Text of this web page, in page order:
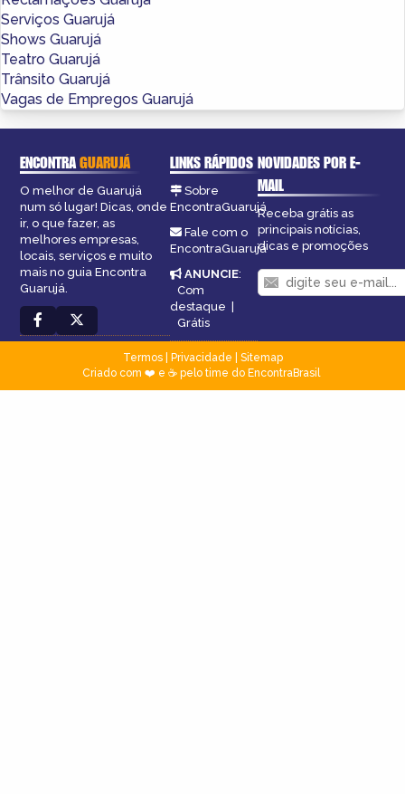
Serviços Guarujá
Shows Guarujá
Teatro Guarujá
Trânsito Guarujá
Vagas de Empregos Guarujá
ENCONTRAGUARUJÁ
O melhor de Guarujá
num só lugar! Dicas, onde
ir, o que fazer, as
melhores empresas,
locais, serviços e muito
mais no guia Encontra
Guarujá.
LINKS RÁPIDOS
Sobre
EncontraGuarujá
Fale com o
EncontraGuarujá
ANUNCIE:
Com
destaque
Grátis
NOVIDADES POR E-
MAIL
Receba grátis as
principais notícias,
dicas e promoções
Termos| Privacidade
Sitemap
Criado com ❤️ e ☕ pelo time do EncontraBrasil